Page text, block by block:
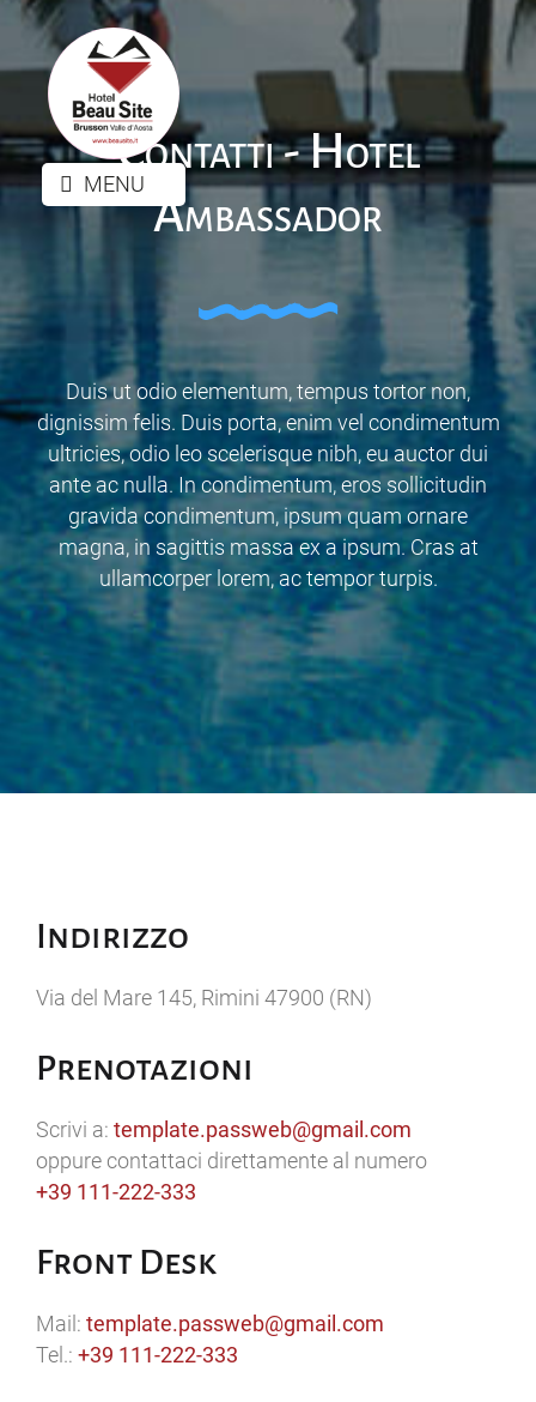
MENU
Contatti - Hotel
Ambassador
Duis ut odio elementum, tempus tortor non,
dignissim felis. Duis porta, enim vel condimentum
ultricies, odio leo scelerisque nibh, eu auctor dui
ante ac nulla. In condimentum, eros sollicitudin
gravida condimentum, ipsum quam ornare
magna, in sagittis massa ex a ipsum. Cras at
ullamcorper lorem, ac tempor turpis.
Indirizzo
Via del Mare 145, Rimini 47900 (RN)
Prenotazioni
Scrivi a: template.passweb@gmail.com
oppure contattaci direttamente al numero
+39 111-222-333
Front Desk
Mail: template.passweb@gmail.com
Tel.: +39 111-222-333